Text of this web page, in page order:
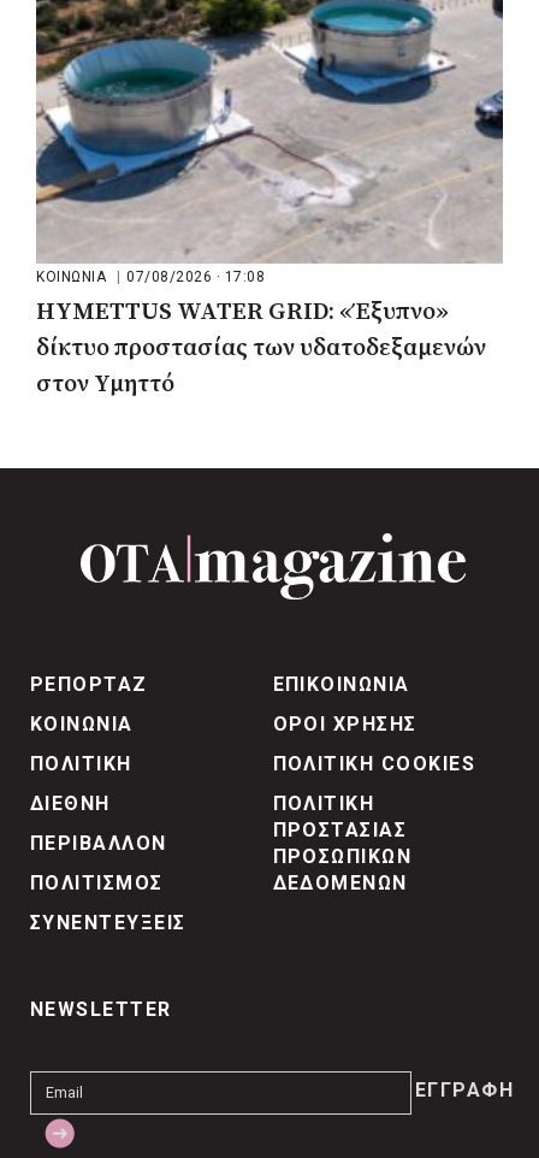
ΚΟΙΝΩΝΙΑ | 07/08/2026 · 17:08
HYMETTUS WATER GRID: «Έξυπνο»
δίκτυο προστασίας των υδατοδεξαμενών
στον Υμηττό
ΡΕΠΟΡΤΑΖ
ΚΟΙΝΩΝΙΑ
ΠΟΛΙΤΙΚΗ
ΔΙΕΘΝΗ
ΠΕΡΙΒΑΛΛΟΝ
ΠΟΛΙΤΙΣΜΟΣ
ΣΥΝΕΝΤΕΥΞΕΙΣ
ΕΠΙΚΟΙΝΩΝΙΑ
ΟΡΟΙ ΧΡΗΣΗΣ
ΠΟΛΙΤΙΚΗ COOKIES
ΠΟΛΙΤΙΚΗ
ΠΡΟΣΤΑΣΙΑΣ
ΠΡΟΣΩΠΙΚΩΝ
ΔΕΔΟΜΕΝΩΝ
NEWSLETTER